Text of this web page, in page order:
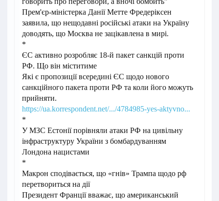
Прем'єр-міністерка Данії Метте Фредеріксен
заявила, що нещодавні російські атаки на Україну
доводять, що Москва не зацікавлена в мирі.
*
ЄС активно розробляє 18-й пакет санкцій проти
РФ. Що він міститиме
Які є пропозиції всередині ЄС щодо нового
санкційного пакета проти РФ та коли його можуть
прийняти.
https://ua.korrespondent.net/.../4784985-yes-aktyvno...
*
У МЗС Естонії порівняли атаки РФ на цивільну
інфраструктуру України з бомбардуванням
Лондона нацистами
*
Макрон сподівається, що «гнів» Трампа щодо рф
перетвориться на дії
Президент Франції вважає, що американський